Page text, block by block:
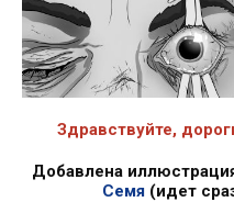
Здравствуйте,
Добавлена
Семя (идет